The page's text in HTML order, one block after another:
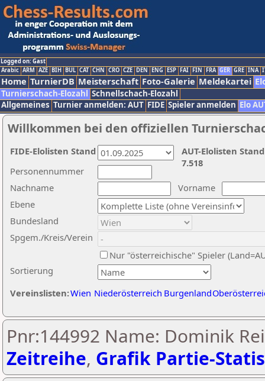
Logged on: Gast
Arabic ARM AZE BIH BUL CAT CHN CRO CZE DEN ENG ESP FAI FIN FRA GER GRE INA
Home TurnierDB Meisterschaft Foto-Galerie Meldekartei
Turnierschach-Elozahl Schnellschach-Elozahl
Allgemeines Turnier anmelden: AUT FIDE Spieler anmelden Elo
Willkommen bei den offiziellen
Nachname
Vorname
Ebene
Sortierung
Personennummer
Bundesland
Spgem./Kreis/Verein
Nur "österreichische" Spieler
Vereinslisten:Wien Niederösterreich Burgenland
AUT-Elolisten
7.518
FIDE-Elolisten Stand
Pnr:144992 Name: Dominik
Zeitreihe, Grafik Partie-